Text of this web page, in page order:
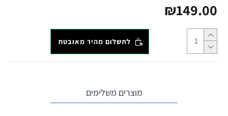
₪149.00
לתשלום מהיר מאובטח
מוצרים משלימים